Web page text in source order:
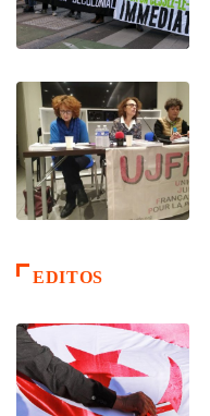
EDITOS